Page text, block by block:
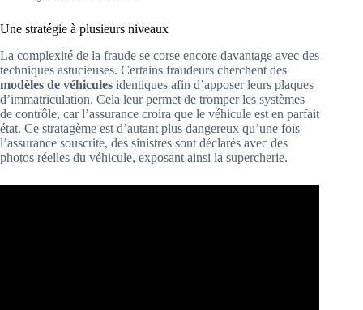
Une stratégie à plusieurs niveaux
La complexité de la fraude se corse encore davantage avec des
techniques astucieuses. Certains fraudeurs cherchent des
modèles de véhicules identiques afin d’apposer leurs plaques
d’immatriculation. Cela leur permet de tromper les systèmes
de contrôle, car l’assurance croira que le véhicule est en parfait
état. Ce stratagème est d’autant plus dangereux qu’une fois
l’assurance souscrite, des sinistres sont déclarés avec des
photos réelles du véhicule, exposant ainsi la supercherie.